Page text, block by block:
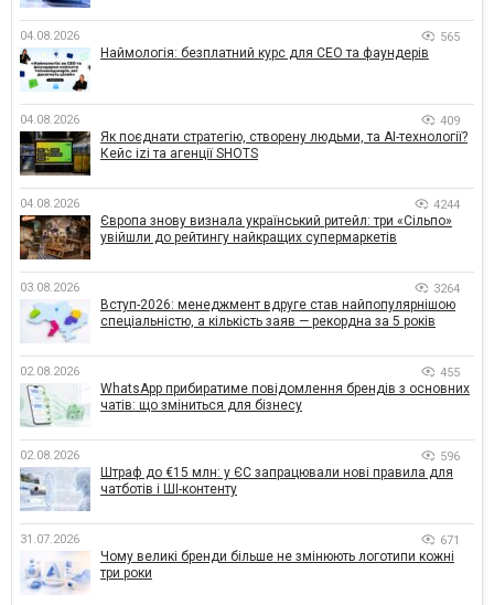
04.08.2026 565
Наймологія: безплатний курс для CEO та фаундерів
04.08.2026 409
Як поєднати стратегію, створену людьми, та AI-технології?
Кейс izi та агенції SHOTS
04.08.2026 4244
Європа знову визнала український ритейл: три «Сільпо»
увійшли до рейтингу найкращих супермаркетів
03.08.2026 3264
Вступ-2026: менеджмент вдруге став найпопулярнішою
спеціальністю, а кількість заяв — рекордна за 5 років
02.08.2026 455
WhatsApp прибиратиме повідомлення брендів з основних
чатів: що зміниться для бізнесу
02.08.2026 596
Штраф до €15 млн: у ЄС запрацювали нові правила для
чатботів і ШІ-контенту
31.07.2026 671
Чому великі бренди більше не змінюють логотипи кожні
три роки